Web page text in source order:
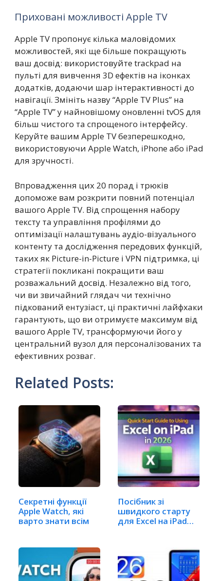
Приховані можливості Apple TV
Apple TV пропонує кілька маловідомих
можливостей, які ще більше покращують
ваш досвід: використовуйте trackpad на
пульті для вивчення 3D ефектів на іконках
додатків, додаючи шар інтерактивності до
навігації. Змініть назву “Apple TV Plus” на
“Apple TV” у найновішому оновленні tvOS для
більш чистого та спрощеного інтерфейсу.
Керуйте вашим Apple TV безперешкодно,
використовуючи Apple Watch, iPhone або iPad
для зручності.
Впровадження цих 20 порад і трюків
допоможе вам розкрити повний потенціал
вашого Apple TV. Від спрощення набору
тексту та управління профілями до
оптимізації налаштувань аудіо-візуального
контенту та дослідження передових функцій,
таких як Picture-in-Picture і VPN підтримка, ці
стратегії покликані покращити ваш
розважальний досвід. Незалежно від того,
чи ви звичайний глядач чи технічно
підкований ентузіаст, ці практичні лайфхаки
гарантують, що ви отримуєте максимум від
вашого Apple TV, трансформуючи його у
центральний вузол для персоналізованих та
ефективних розваг.
Related Posts:
Секретні функції
Apple Watch, які
варто знати всім
Посібник зі
швидкого старту
для Excel на iPad